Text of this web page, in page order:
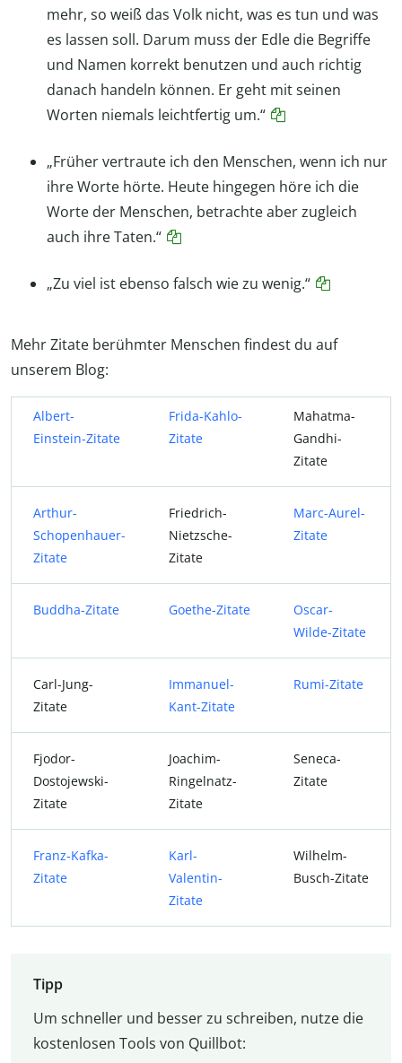
mehr, so weiß das Volk nicht, was es tun und was
es lassen soll. Darum muss der Edle die Begriffe
und Namen korrekt benutzen und auch richtig
danach handeln können. Er geht mit seinen
Worten niemals leichtfertig um.“
„Früher vertraute ich den Menschen, wenn ich nur
ihre Worte hörte. Heute hingegen höre ich die
Worte der Menschen, betrachte aber zugleich
auch ihre Taten.“
„Zu viel ist ebenso falsch wie zu wenig.“
Mehr Zitate berühmter Menschen findest du auf
unserem Blog:
Albert-
Einstein-Zitate
Frida-Kahlo-
Zitate
Mahatma-
Gandhi-
Zitate
Arthur-
Schopenhauer-
Zitate
Friedrich-
Nietzsche-
Zitate
Marc-Aurel-
Zitate
Buddha-Zitate Goethe-Zitate
Oscar-
Wilde-Zitate
Carl-Jung-
Zitate
Immanuel-
Kant-Zitate
Rumi-Zitate
Fjodor-
Dostojewski-
Zitate
Joachim-
Ringelnatz-
Zitate
Seneca-
Zitate
Franz-Kafka-
Zitate
Karl-
Valentin-
Zitate
Wilhelm-
Busch-Zitate
Tipp
Um schneller und besser zu schreiben, nutze die
kostenlosen Tools von Quillbot: